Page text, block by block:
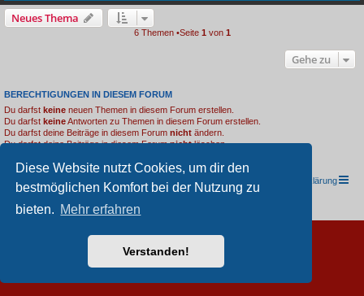
Diese Website nutzt Cookies, um dir den
bestmöglichen Komfort bei der Nutzung zu
bieten. Mehr erfahren
Verstanden!
Neues Thema
6 Themen •Seite 1 von 1
Gehe zu
BERECHTIGUNGEN IN DIESEM FORUM
Du darfst keine neuen Themen in diesem Forum erstellen.
Du darfst keineAntworten zu Themen in diesem Forum erstellen.
Du darfst deine Beiträge in diesem Forum nicht ändern.
Du darfst deine Beiträge in diesem Forumnichtlöschen.
TRIUMPH I.G. Südwest e.V. Foren-Übersicht Datenschutzerklärung
Powered by
Deutsche Übersetzung durch